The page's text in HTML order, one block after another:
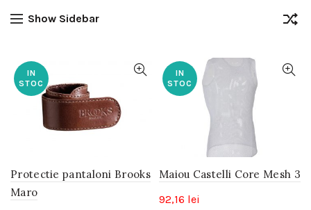
Show Sidebar
IN
STOC
Protectie pantaloni Brooks
Maro
IN
STOC
Maiou Castelli Core Mesh 3
92,16 lei